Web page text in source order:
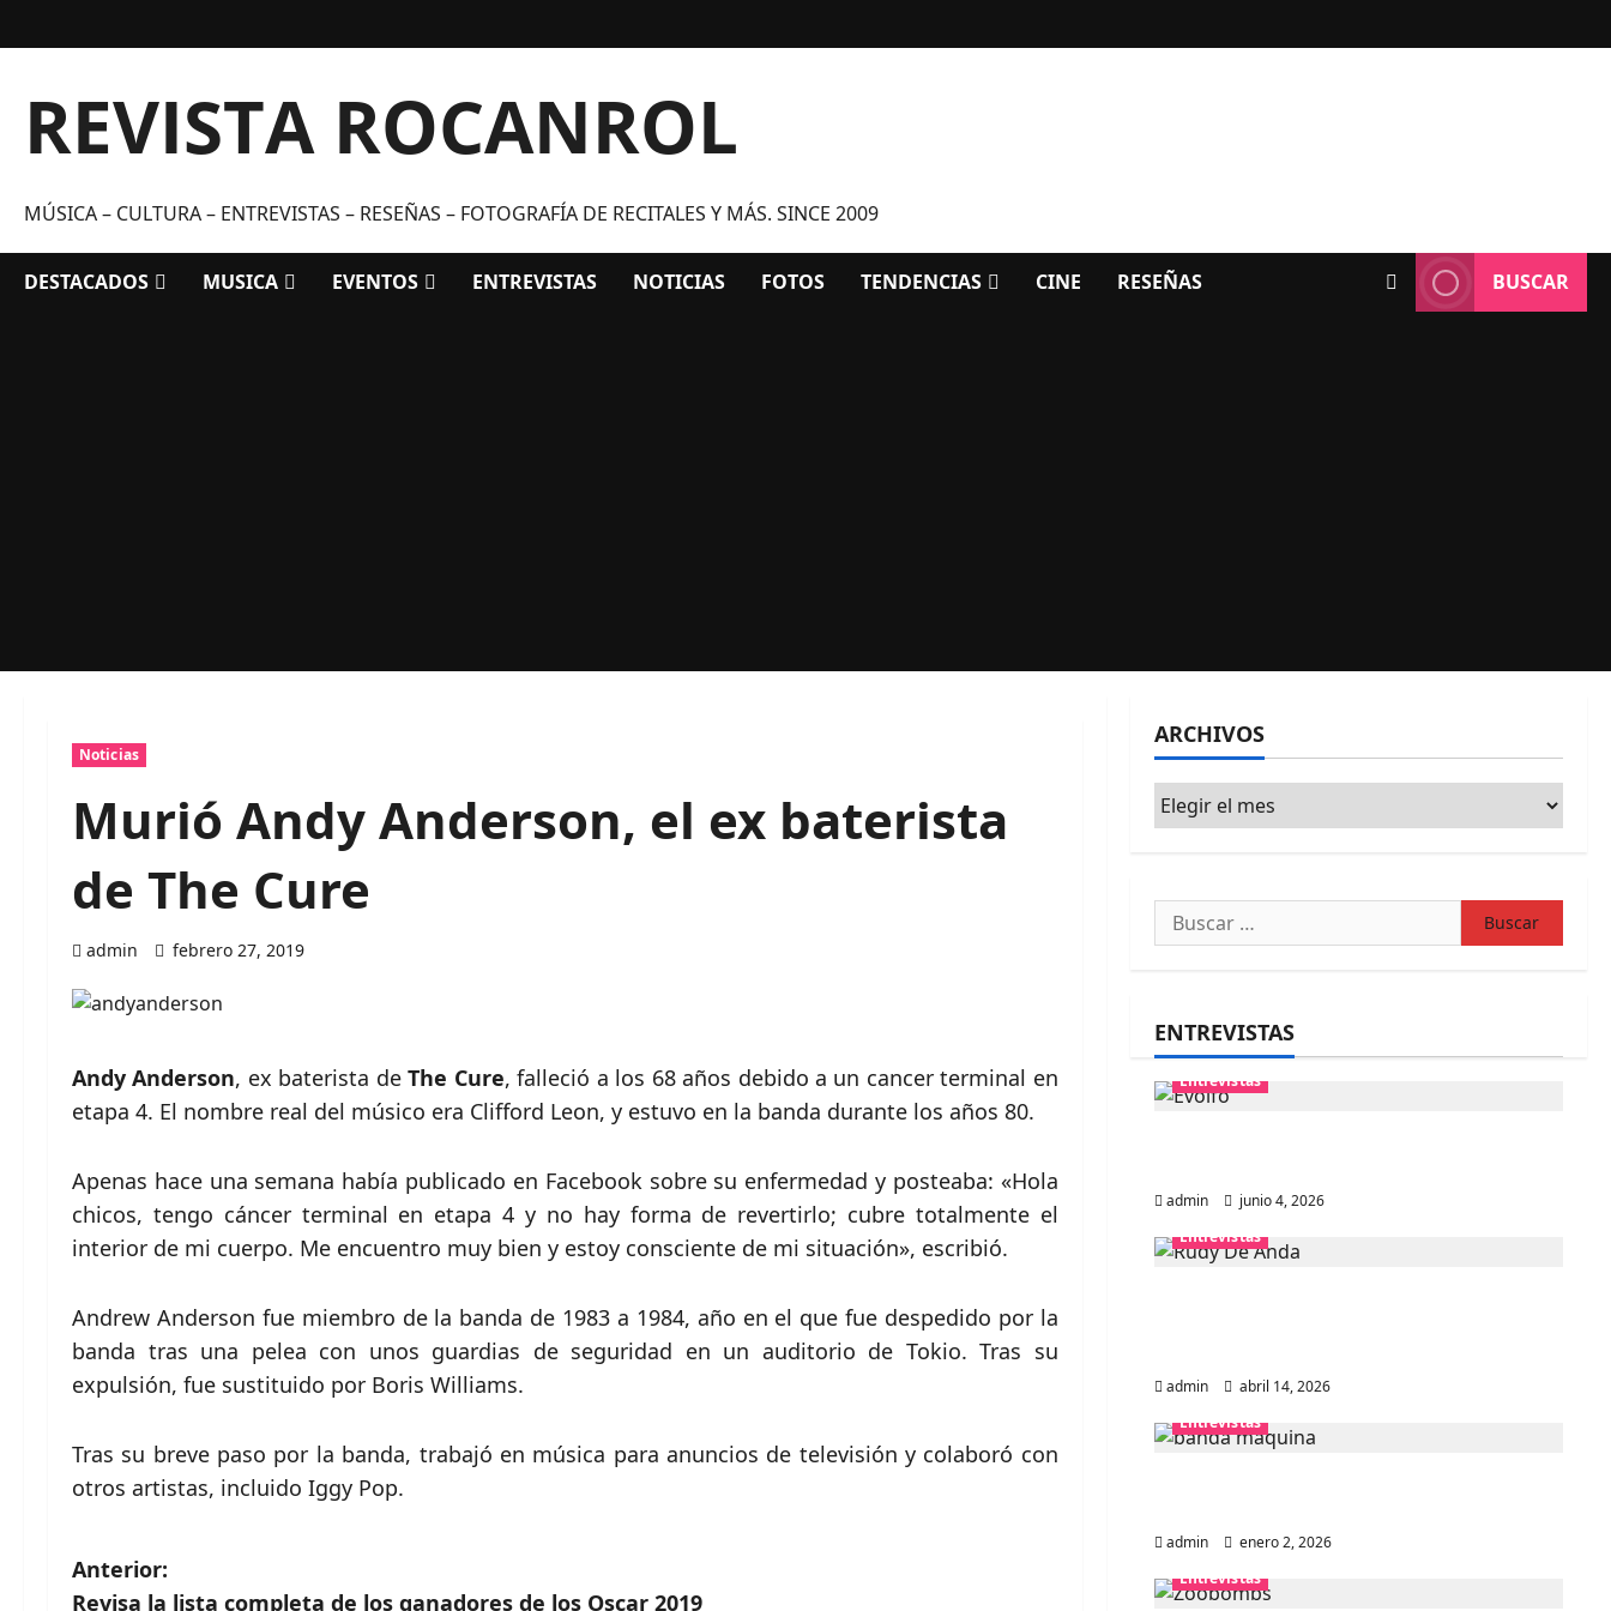
al
REVISTA ROCANROL
MÚSICA – CULTURA – ENTREVISTAS – RESEÑAS – FOTOGRAFÍA DE RECITALES Y MÁS. SINCE 2009
DESTACADOS MUSICA EVENTOS ENTREVISTAS NOTICIAS FOTOS TENDENCIAS CINE RESEÑAS BUSCAR
Noticias
Murió Andy Anderson, el ex baterista
de The Cure
admin febrero 27, 2019
Andy Anderson, ex baterista deThe Cure, falleció a los 68 años debido a un cancer terminal en
etapa 4. El nombre real del músico era Clifford Leon, y estuvo en la banda durante los años 80.
Apenas hace una semana había publicado en Facebook sobre su enfermedad y posteaba: «Hola
chicos, tengo cáncer terminal en etapa 4 y no hay forma de revertirlo; cubre totalmente el
interior de mi cuerpo. Me encuentro muy bien y estoy consciente de mi situación», escribió.
Andrew Anderson fue miembro de la banda de 1983 a 1984, año en el que fue despedido por la
banda tras una pelea con unos guardias de seguridad en un auditorio de Tokio. Tras su
expulsión, fue sustituido por Boris Williams.
Tras su breve paso por la banda, trabajó en música para anuncios de televisión y colaboró con
otros artistas, incluido Iggy Pop.
N
Anterior:
Revisa la lista completa de los ganadores de los Oscar 2019
ARCHIVOS
Archivos
Buscar:
ENTREVISTAS
Entrevistas
admin
junio 4, 2026
Entrevistas
admin
abril 14, 2026
Entrevistas
admin
enero 2, 2026
Entrevistas